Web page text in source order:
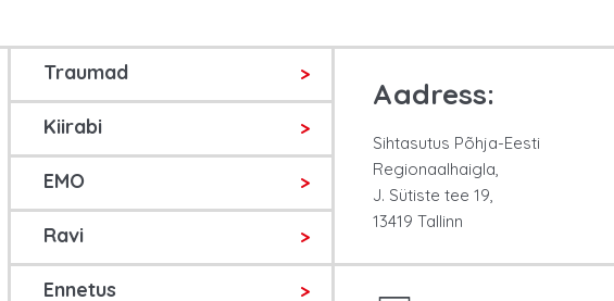
Traumad
Kiirabi
EMO
Ravi
Ennetus
Aadress:
Sihtasutus Põhja-Eesti
Regionaalhaigla,
J. Sütiste tee 19,
13419 Tallinn